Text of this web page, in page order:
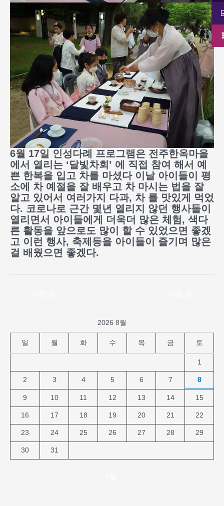
6월 17일 인성다례 프로그램은 전주한옥마을
에서 열리는 ‘달빛차회’ 에 직접 참여 해서 예
쁜 한복을 입고 차를 마셨다 이날 아이들이 평
소에 차 예절을 잘 배우고 차 마시는 법을 잘
알고 있어서 여러가지 다과, 차 를 맛있게 먹었
다. 코로나로 근간 몇년 열리지 않던 행사들이
열리면서 아이들에게 더욱더 많은 체험, 색다
른 활동을 앞으로도 많이 할 수 있었으면 좋겠
고 이런 행사, 축제등을 아이들이 즐기며 많은
걸 배웠으면 좋겠다.
2026 8월
일 월 화 수 목 금 토
1
2 3 4 5 6 7 8
9 10 11 12 13 14 15
16 17 18 19 20 21 22
23 24 25 26 27 28 29
30 31